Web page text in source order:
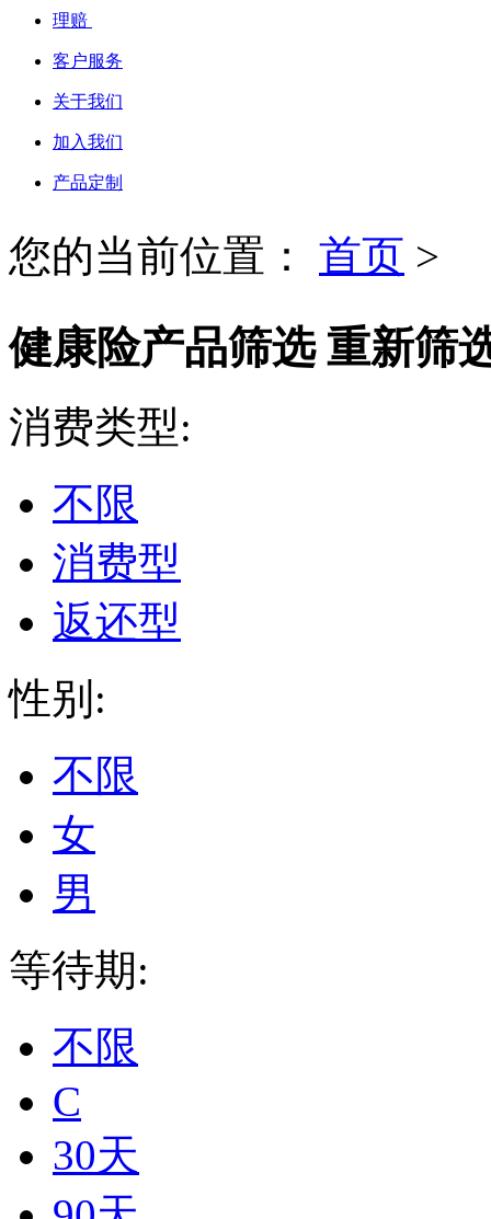
理赔
客户服务
关于我们
加入我们
产品定制
您的当前位置： 首页 >
健康险产品筛选 重新筛
消费类型:
不限
消费型
返还型
性别:
不限
女
男
等待期:
不限
C
30天